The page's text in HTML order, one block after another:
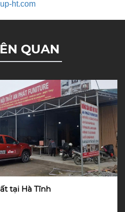
ht.com
QUAN
tại Hà Tĩnh